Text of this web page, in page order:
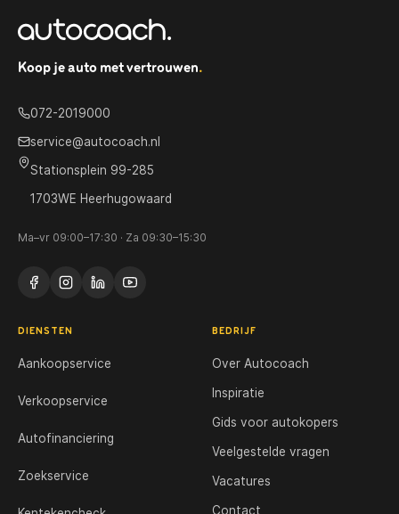
Koop je auto met vertrouwen.
072-2019000
service@autocoach.nl
Stationsplein 99-285
1703WE Heerhugowaard
Ma–vr 09:00–17:30 · Za 09:30–15:30
DIENSTEN
Aankoopservice
Verkoopservice
Autofinanciering
Zoekservice
BEDRIJF
Over Autocoach
Inspiratie
Gids voor autokopers
Veelgestelde vragen
Vacatures
Contact